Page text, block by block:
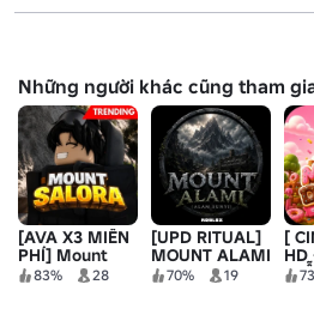
Những người khác cũng tham
[AVA X3 MIỄN
PHÍ] Mount
Salora
83% 28
[UPD RITUAL]
MOUNT ALAMI
70% 19
[
HD